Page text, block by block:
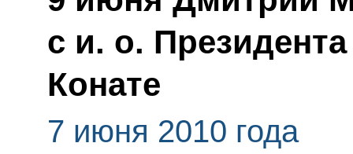
с и. о.
Конате
7 июня 2010 года